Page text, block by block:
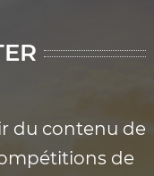
du contenu de
de